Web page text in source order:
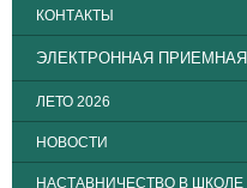
КОНТАКТЫ
ЭЛЕКТРОННАЯ ПРИЕМНАЯ
ЛЕТО 2026
НОВОСТИ
НАСТАВНИЧЕСТВО В ШКОЛЕ